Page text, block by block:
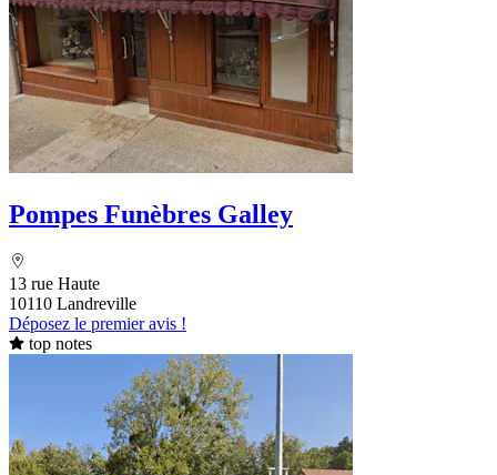
Pompes Funèbres Galley
13 rue Haute
10110 Landreville
Déposez le premier avis !
top notes